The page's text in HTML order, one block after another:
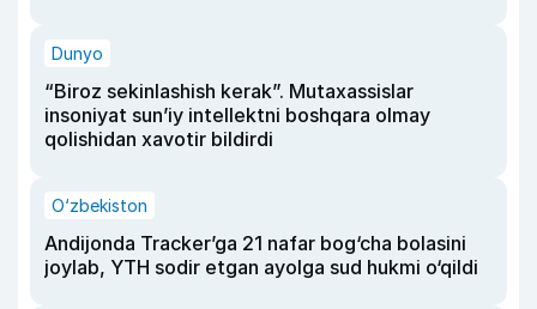
Dunyo
“Biroz sekinlashish kerak”. Mutaxassislar
insoniyat sun’iy intellektni boshqara olmay
qolishidan xavotir bildirdi
O‘zbekiston
Andijonda Tracker’ga 21 nafar bog‘cha bolasini
joylab, YTH sodir etgan ayolga sud hukmi o‘qildi